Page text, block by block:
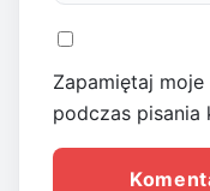
Zapamiętaj
podczas pisania